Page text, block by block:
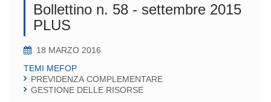
Bollettino n. 58 - settembre 2015
PLUS
18 MARZO 2016
TEMI MEFOP
PREVIDENZA COMPLEMENTARE
GESTIONE DELLE RISORSE